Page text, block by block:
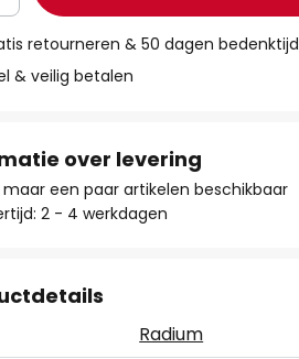
retourneren & 50 dagen bedenktijd
& veilig betalen
over levering
maar een paar artikelen beschikbaar
2 - 4 werkdagen
Radium